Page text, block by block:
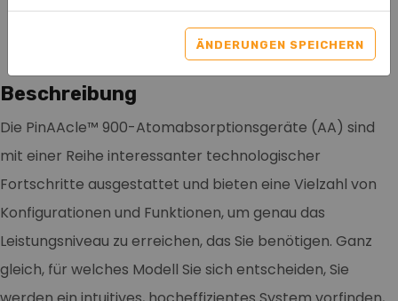
ÄNDERUNGEN SPEICHERN
Beschreibung
Die PinAAcle™ 900-Atomabsorptionsgeräte (AA) sind
mit einer Reihe interessanter technologischer
Fortschritte ausgestattet und bieten eine Vielzahl von
Konfigurationen und Funktionen, um genau das
Leistungsniveau zu erreichen, das Sie benötigen. Ganz
gleich, für welches Modell Sie sich entscheiden, Sie